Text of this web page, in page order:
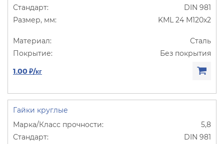
DIN 981
KML 24 M120х2
Сталь
Без покрытия
1.00 ₽/кг
Гайки круглые
5,8
DIN 981